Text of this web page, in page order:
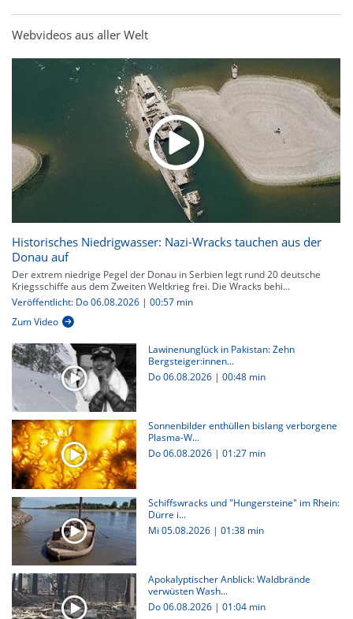
Webvideos aus aller Welt
Historisches Niedrigwasser: Nazi-Wracks tauchen aus der
Donau auf
Der extrem niedrige Pegel der Donau in Serbien legt rund 20 deutsche
Kriegsschiffe aus dem Zweiten Weltkrieg frei. Die Wracks behi...
Veröffentlicht: Do 06.08.2026 | 00:57 min
Zum Video
Lawinenunglück in Pakistan: Zehn
Bergsteiger:innen...
Do 06.08.2026 | 00:48 min
Sonnenbilder enthüllen bislang verborgene
Plasma-W...
Do 06.08.2026 | 01:27 min
Schiffswracks und "Hungersteine" im Rhein:
Dürre i...
Mi 05.08.2026 | 01:38 min
Apokalyptischer Anblick: Waldbrände
verwüsten Wash...
Do 06.08.2026 | 01:04 min